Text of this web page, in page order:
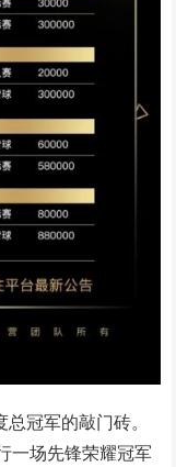
冠军的敲门砖。
一场先锋荣耀冠军